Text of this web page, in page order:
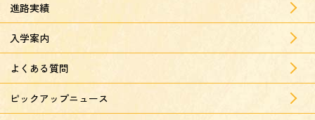
進路実績
入学案内
よくある質問
ピックアップニュース